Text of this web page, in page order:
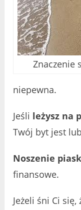
Znaczenie
niepewna.
Jeśli leżysz na
Twój byt jest
Noszenie
finansowe.
Jeżeli śni Ci się,